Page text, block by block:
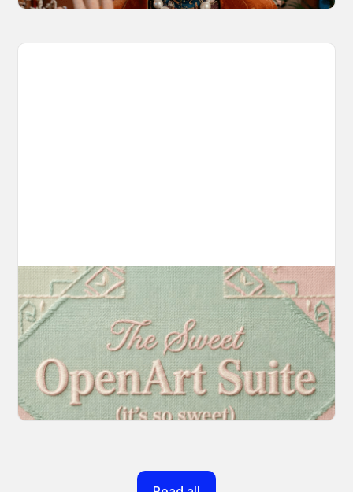
Introducing OpenArt Suite: Create
Without the Chaos
Every tool you need, finally in one place. We
fundamentally rearchitected the OpenArt
creation experience so your workflow finally
moves as fast as your ideas do.
March 20, 2026